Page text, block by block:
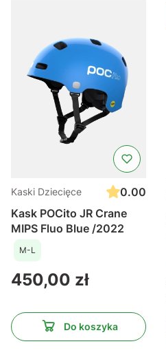
Kaski Dziecięce
0.00
Kask POCito JR Crane
MIPS Fluo Blue /2022
M-L
Cena
450,00 zł
Do koszyka